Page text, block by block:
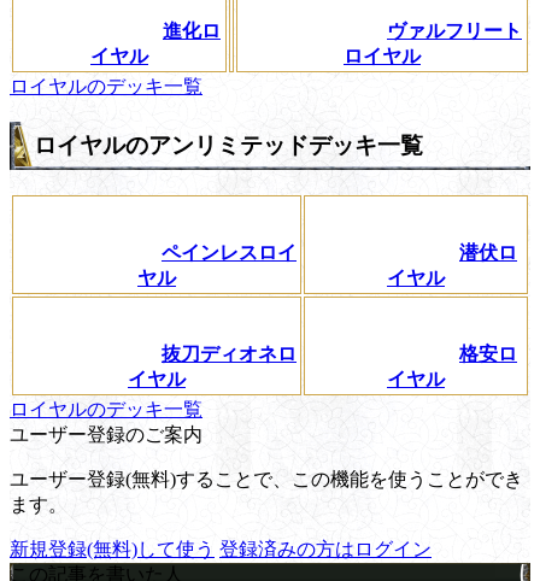
進化ロ
イヤル
ヴァルフリート
ロイヤル
ロイヤルのデッキ一覧
ロイヤルのアンリミテッドデッキ一覧
ペインレスロイ
ヤル
潜伏ロ
イヤル
抜刀ディオネロ
イヤル
格安ロ
イヤル
ロイヤルのデッキ一覧
ユーザー登録のご案内
ユーザー登録(無料)することで、この機能を使うことができ
ます。
新規登録(無料)して使う 登録済みの方はログイン
この記事を書いた人